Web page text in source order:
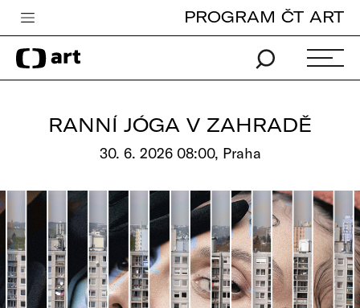
Česká televize
Zpravodajství
Pro děti
edu
Vše o ČT
PROGRAM ČT ART
RANNÍ JÓGA V ZAHRADĚ
30. 6. 2026 08:00, Praha